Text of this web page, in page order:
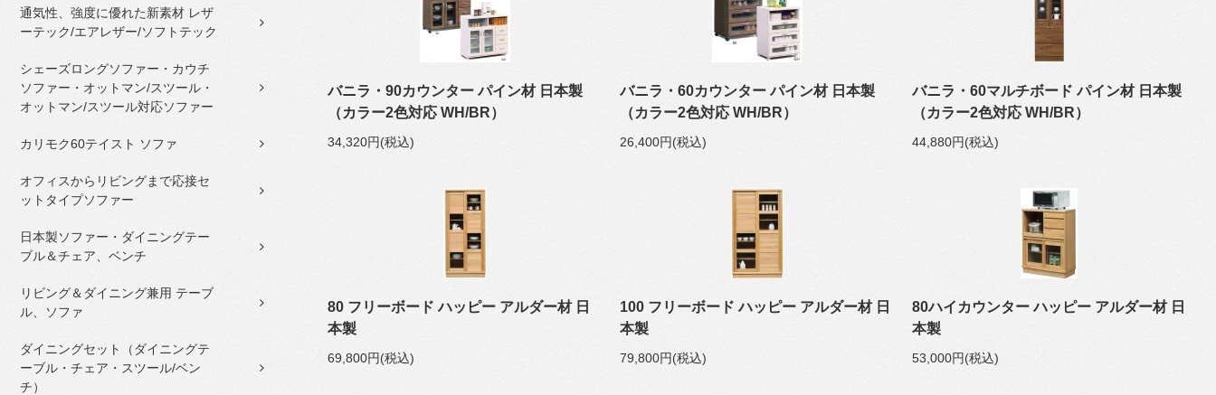
通気性、強度に優れた新素材 レザ
ーテック/エアレザー/ソフトテック
シェーズロングソファー・カウチ
ソファー・オットマン/スツール・
オットマン/スツール対応ソファー
カリモク60テイスト ソファ
オフィスからリビングまで応接セ
ットタイプソファー
日本製ソファー・ダイニングテー
ブル＆チェア、ベンチ
リビング＆ダイニング兼用 テーブ
ル、ソファ
ダイニングセット（ダイニングテ
ーブル・チェア・スツール/ベン
チ）
バニラ・90カウンター パイン材 日本製
（カラー2色対応 WH/BR）
34,320円(税込)
バニラ・60カウンター パイン材 日本製
（カラー2色対応 WH/BR）
26,400円(税込)
バニラ・60マルチボード パイン材 日本製
（カラー2色対応 WH/BR）
44,880円(税込)
80 フリーボード ハッピー アルダー材 日
本製
69,800円(税込)
100 フリーボード ハッピー アルダー材 日
本製
79,800円(税込)
80ハイカウンター ハッピー アルダー材 日
本製
53,000円(税込)